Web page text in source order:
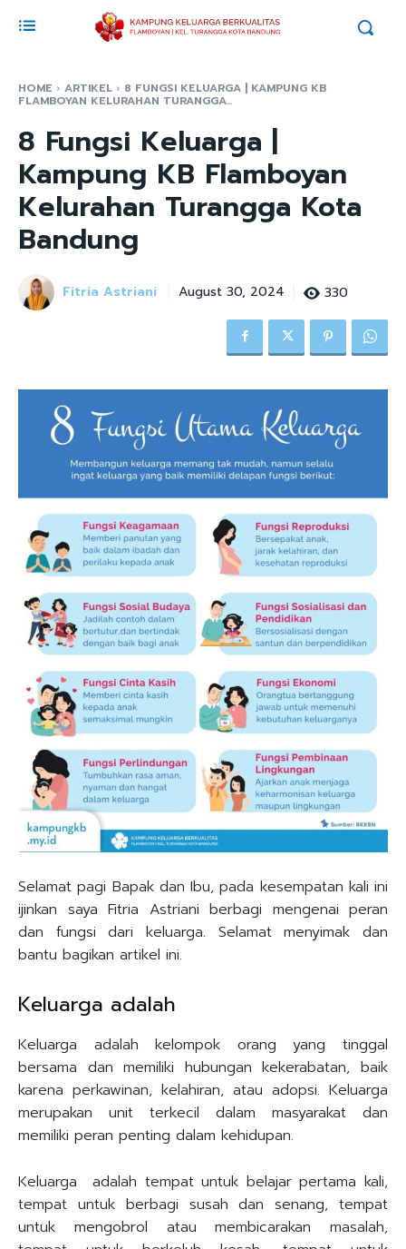
HOME ARTIKEL 8 FUNGSI KELUARGA | KAMPUNG KB
FLAMBOYAN KELURAHAN TURANGGA...
8 Fungsi Keluarga |
Kampung KB Flamboyan
Kelurahan Turangga Kota
Bandung
Fitria Astriani August 30, 2024 330
Selamat pagi Bapak dan Ibu, pada kesempatan kali ini
ijinkan saya Fitria Astriani berbagi mengenai peran
dan fungsi dari keluarga. Selamat menyimak dan
bantu bagikan artikel ini.
Keluarga adalah
Keluarga adalah kelompok orang yang tinggal
bersama dan memiliki hubungan kekerabatan, baik
karena perkawinan, kelahiran, atau adopsi. Keluarga
merupakan unit terkecil dalam masyarakat dan
memiliki peran penting dalam kehidupan.
Keluarga adalah tempat untuk belajar pertama kali,
tempat untuk berbagi susah dan senang, tempat
untuk mengobrol atau membicarakan masalah,